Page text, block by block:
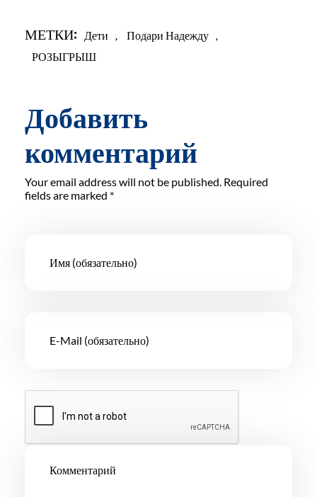
МЕТКИ: Дети , Подари Надежду ,
РОЗЫГРЫШ
Добавить
комментарий
Your email address will not be published. Required
fields are marked *